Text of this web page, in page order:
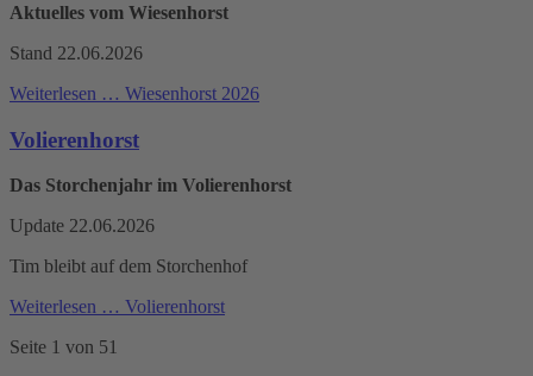
Aktuelles vom Wiesenhorst
Stand 22.06.2026
Weiterlesen … Wiesenhorst 2026
Volierenhorst
Das Storchenjahr im Volierenhorst
Update 22.06.2026
Tim bleibt auf dem Storchenhof
Weiterlesen … Volierenhorst
Seite 1 von 51